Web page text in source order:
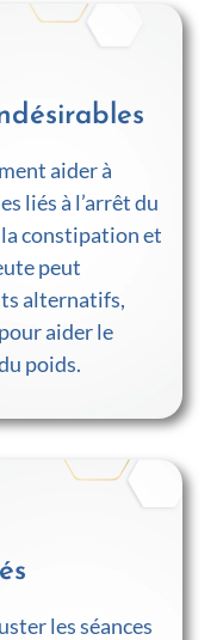
aider à
liés à l’arrêt du
constipation et
peut
alternatifs,
aider le
poids.
les séances